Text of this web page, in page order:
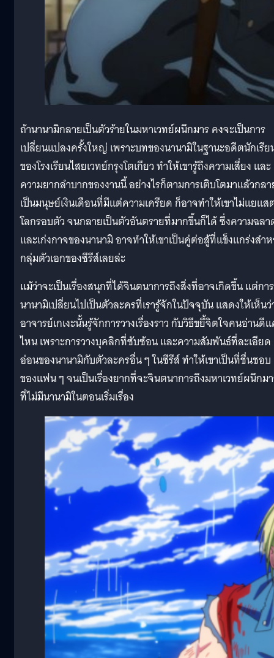
ถ้านานามิกลายเป็นตัวร้ายในมหาเวทย์ผนึกมาร คงจะเป็นการ
เปลี่ยนแปลงครั้งใหญ่ เพราะบทของนานามิในฐานะอดีตนักเรีย
ของโรงเรียนไสยเวทย์กรุงโตเกียว ทำให้เขารู้ถึงความเสี่ยง และ
ความยากลำบากของงานนี้ อย่างไรก็ตามการเติบโตมาแล้วกล
เป็นมนุษย์เงินเดือนที่มีแต่ความเครียด ก็อาจทำให้เขาไม่แยแส
โลกรอบตัว จนกลายเป็นตัวอันตรายที่มากขึ้นก็ได้ ซึ่งความฉล
และเก่งกาจของนานามิ อาจทำให้เขาเป็นคู่ต่อสู้ที่แข็งแกร่งสำ
กลุ่มตัวเอกของซีรีส์เลยล่ะ
แม้ว่าจะเป็นเรื่องสนุกที่ได้จินตนาการถึงสิ่งที่อาจเกิดขึ้น แต่กา
นานามิเปลี่ยนไปเป็นตัวละครที่เรารู้จักในปัจจุบัน แสดงให้เห็น
อาจารย์เกเงะนั้นรู้จักการวางเรื่องราว กับวิธีขยี้จิตใจคนอ่านดี
ไหน เพราะการวางบุคลิกที่ซับซ้อน และความสัมพันธ์ที่ละเอียด
อ่อนของนานามิกับตัวละครอื่น ๆ ในซีรีส์ ทำให้เขาเป็นที่ชื่นชอบ
ของแฟน ๆ จนเป็นเรื่องยากที่จะจินตนาการถึงมหาเวทย์ผนึกม
ที่ไม่มีนานามิในตอนเริ่มเรื่อง